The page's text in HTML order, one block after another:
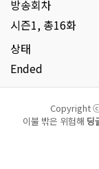
방송회차
시즌1, 총16화
상태
Ended
Copyright
이불 밖은 위험해 딩